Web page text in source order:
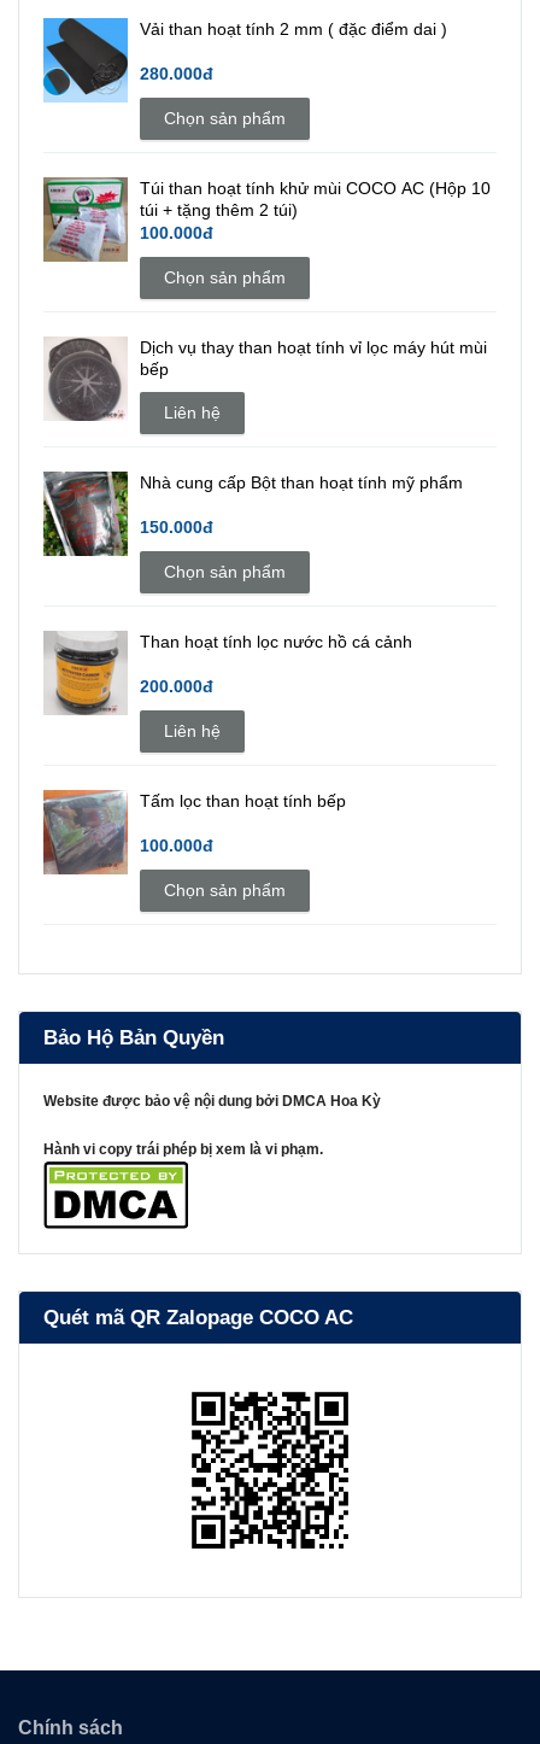
Chính sách
Vải than hoạt tính 2 mm ( đặc điểm dai )
280.000đ
Chọn sản phẩm
Túi than hoạt tính khử mùi COCO AC (Hộp 10
túi + tặng thêm 2 túi)
100.000đ
Chọn sản phẩm
Dịch vụ thay than hoạt tính vỉ lọc máy hút mùi
bếp
Liên hệ
Nhà cung cấp Bột than hoạt tính mỹ phẩm
150.000đ
Chọn sản phẩm
Than hoạt tính lọc nước hồ cá cảnh
200.000đ
Liên hệ
Tấm lọc than hoạt tính bếp
100.000đ
Chọn sản phẩm
Bảo Hộ Bản Quyền
Website được bảo vệ nội dung bởi DMCA Hoa Kỳ
Hành vi copy trái phép bị xem là vi phạm.
Quét mã QR Zalopage COCO AC